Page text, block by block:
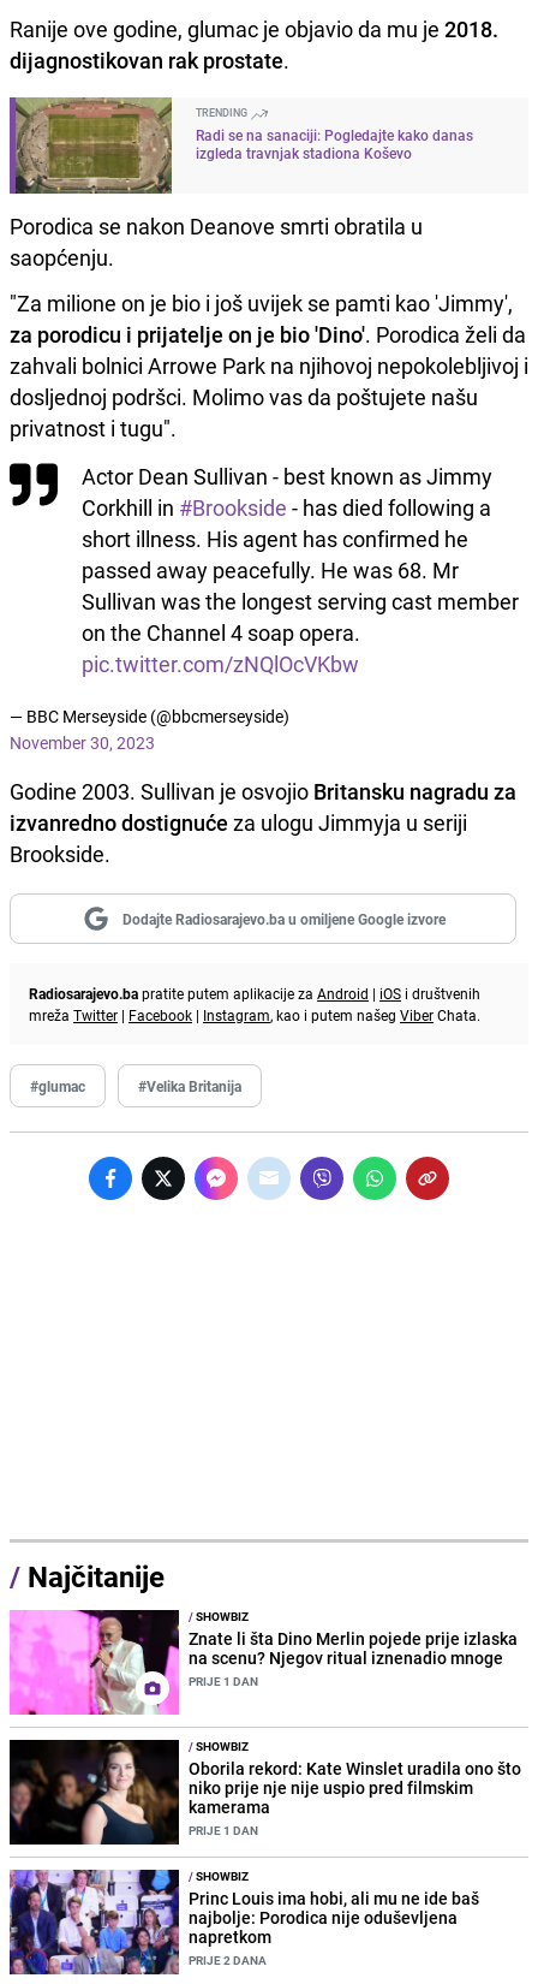
Ranije ove godine, glumac je objavio da mu je 2018.
dijagnostikovan rak prostate.
TRENDING
Radi se na sanaciji: Pogledajte kako danas
izgleda travnjak stadiona Koševo
Porodica se nakon Deanove smrti obratila u
saopćenju.
"Za milione on je bio i još uvijek se pamti kao 'Jimmy',
za porodicu i prijatelje on je bio 'Dino'. Porodica želi da
zahvali bolnici Arrowe Park na njihovoj nepokolebljivoj i
dosljednoj podršci. Molimo vas da poštujete našu
privatnost i tugu".
Actor Dean Sullivan - best known as Jimmy
Corkhill in #Brookside - has died following a
short illness. His agent has confirmed he
passed away peacefully. He was 68. Mr
Sullivan was the longest serving cast member
on the Channel 4 soap opera.
pic.twitter.com/zNQlOcVKbw
— BBC Merseyside (@bbcmerseyside)
November 30, 2023
Godine 2003. Sullivan je osvojio Britansku nagradu za
izvanredno dostignuće za ulogu Jimmyja u seriji
Brookside.
Dodajte Radiosarajevo.ba u omiljene Google izvore
Radiosarajevo.bapratite putem aplikacije za Android | iOS i društvenih
mreža Twitter | Facebook | Instagram, kao i putem našeg ViberChata.
#glumac #Velika Britanija
/ Najčitanije
/SHOWBIZ
Znate li šta Dino Merlin pojede prije izlaska
na scenu? Njegov ritual iznenadio mnoge
PRIJE 1 DAN
/SHOWBIZ
Oborila rekord: Kate Winslet uradila ono što
niko prije nje nije uspio pred filmskim
kamerama
PRIJE 1 DAN
/SHOWBIZ
Princ Louis ima hobi, ali mu ne ide baš
najbolje: Porodica nije oduševljena
napretkom
PRIJE 2 DANA